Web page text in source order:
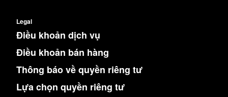
Legal
Điều khoản dịch vụ
Điều khoản bán hàng
Thông báo về quyền riêng tư
Lựa chọn quyền riêng tư